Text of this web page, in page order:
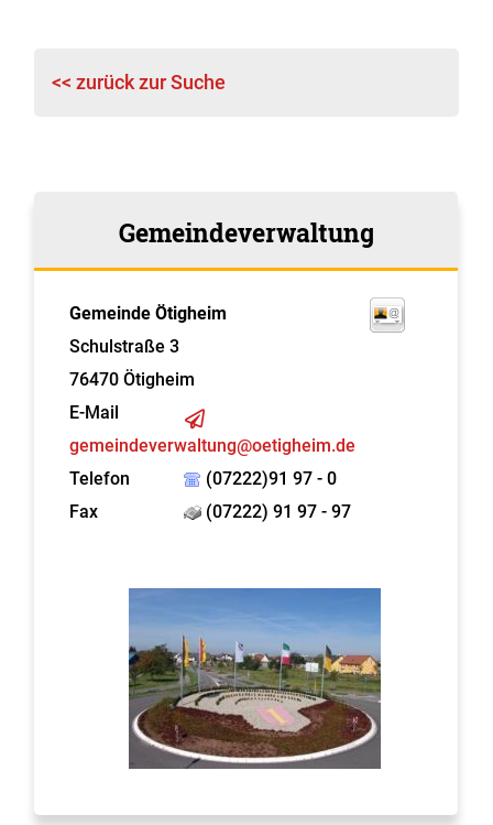
<< zurück zur Suche
Gemeindeverwaltung
Gemeinde Ötigheim
Schulstraße 3
76470 Ötigheim
E-Mail
gemeindeverwaltung@oetigheim.de
Telefon
(07222)91 97 - 0
Fax
(07222) 91 97 - 97